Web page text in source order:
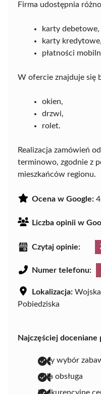
Firma udostępnia
karty debetowe,
karty kredytowe,
płatności
W ofercie znajduje się
okien,
drzwi,
rolet.
Realizacja zamówień
terminowo, zgodnie z
mieszkańców regionu.
Ocena w Google:
Liczba opinii w
Czytaj opinie:
Numer telefonu:
Lokalizacja:
Pobiedziska
Najczęściej
duży wybór
miła obsługa